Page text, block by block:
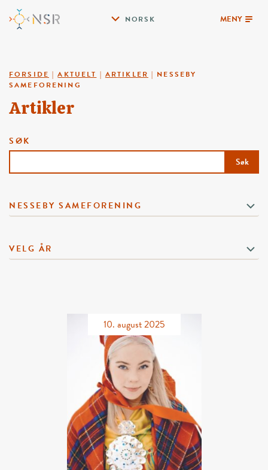
NORSK MENY
FORSIDE |AKTUELT | ARTIKLER | NESSEBY
SAMEFORENING
Artikler
SØK
Søk
NESSEBY SAMEFORENING
VELG ÅR
10. august 2025